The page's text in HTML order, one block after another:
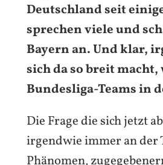
Deutschland seit
sprechen viele und
Bayern an. Und klar,
sich da so breit
Bundesliga-Teams in
Die Frage die sich jetzt
irgendwie immer an der
Phänomen,